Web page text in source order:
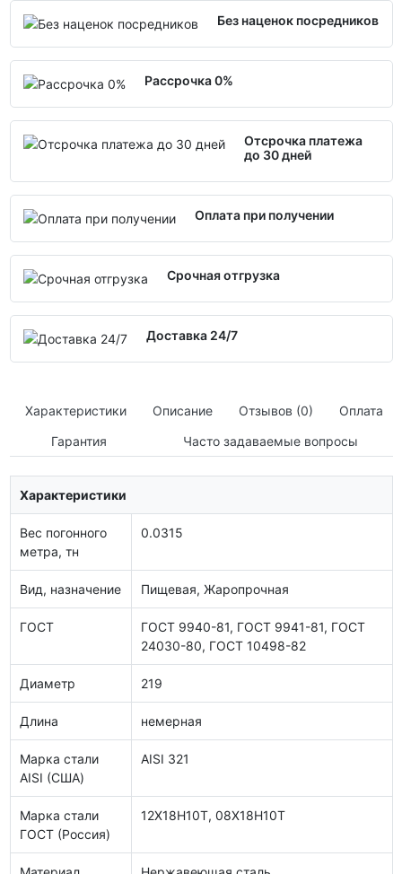
Без наценок посредников
Рассрочка 0%
Отсрочка платежа
до 30 дней
Оплата при получении
Срочная отгрузка
Доставка 24/7
Характеристики Описание Отзывов (0)
Оплата
Гарантия
Часто задаваемые вопросы
Характеристики
Вес погонного
метра, тн
0.0315
Вид, назначение Пищевая, Жаропрочная
ГОСТ
ГОСТ 9940-81, ГОСТ 9941-81, ГОСТ
24030-80, ГОСТ 10498-82
Диаметр 219
Длина немерная
Марка стали
AISI (США)
AISI 321
Марка стали
ГОСТ (Россия)
12Х18Н10Т, 08Х18Н10Т